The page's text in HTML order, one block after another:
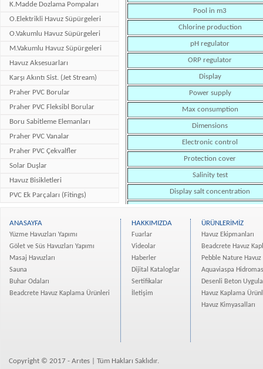
K.Madde Dozlama Pompaları
O.Elektrikli Havuz Süpürgeleri
O.Vakumlu Havuz Süpürgeleri
M.Vakumlu Havuz Süpürgeleri
Havuz Aksesuarları
Karşı Akıntı Sist. (Jet Stream)
Praher PVC Borular
Praher PVC Fleksibl Borular
Boru Sabitleme Elemanları
Praher PVC Vanalar
Praher PVC Çekvalfler
Solar Duşlar
Havuz Bisikletleri
PVC Ek Parçaları (Fitings)
PVC Debi Ölçerler
Praher PVC Pislik Tutucular
Havuz Suyu Isıtma Sistemleri
Havuz İçi Jimnastik Ekipmanları
Havuz Örtüleri
Desenli Beton Uygulamaları
Elastik Havuz Kaplama Ürünleri
Pool in m3
Chlorine production
pH regulator
ORP regulator
Display
Power supply
Max consumption
Dimensions
Electronic control
Protection cover
Salinity test
Display salt concentration
ANASAYFA
Yüzme Havuzları Yapımı
Gölet ve Süs Havuzları Yapımı
Masaj Havuzları
Sauna
Buhar Odaları
Beadcrete Havuz Kaplama Ürünleri
HAKKIMIZDA
Fuarlar
Videolar
Haberler
Dijital Kataloglar
Sertifikalar
İletişim
ÜRÜNLERİMİZ
Havuz Ekipmanları
Beadcrete Havuz
Pebble Nature
Aquaviaspa
Desenli Beton
Havuz Kaplama
Havuz Kimyasalları
Copyright © 2017 - Arıtes | Tüm Hakları Saklıdır.